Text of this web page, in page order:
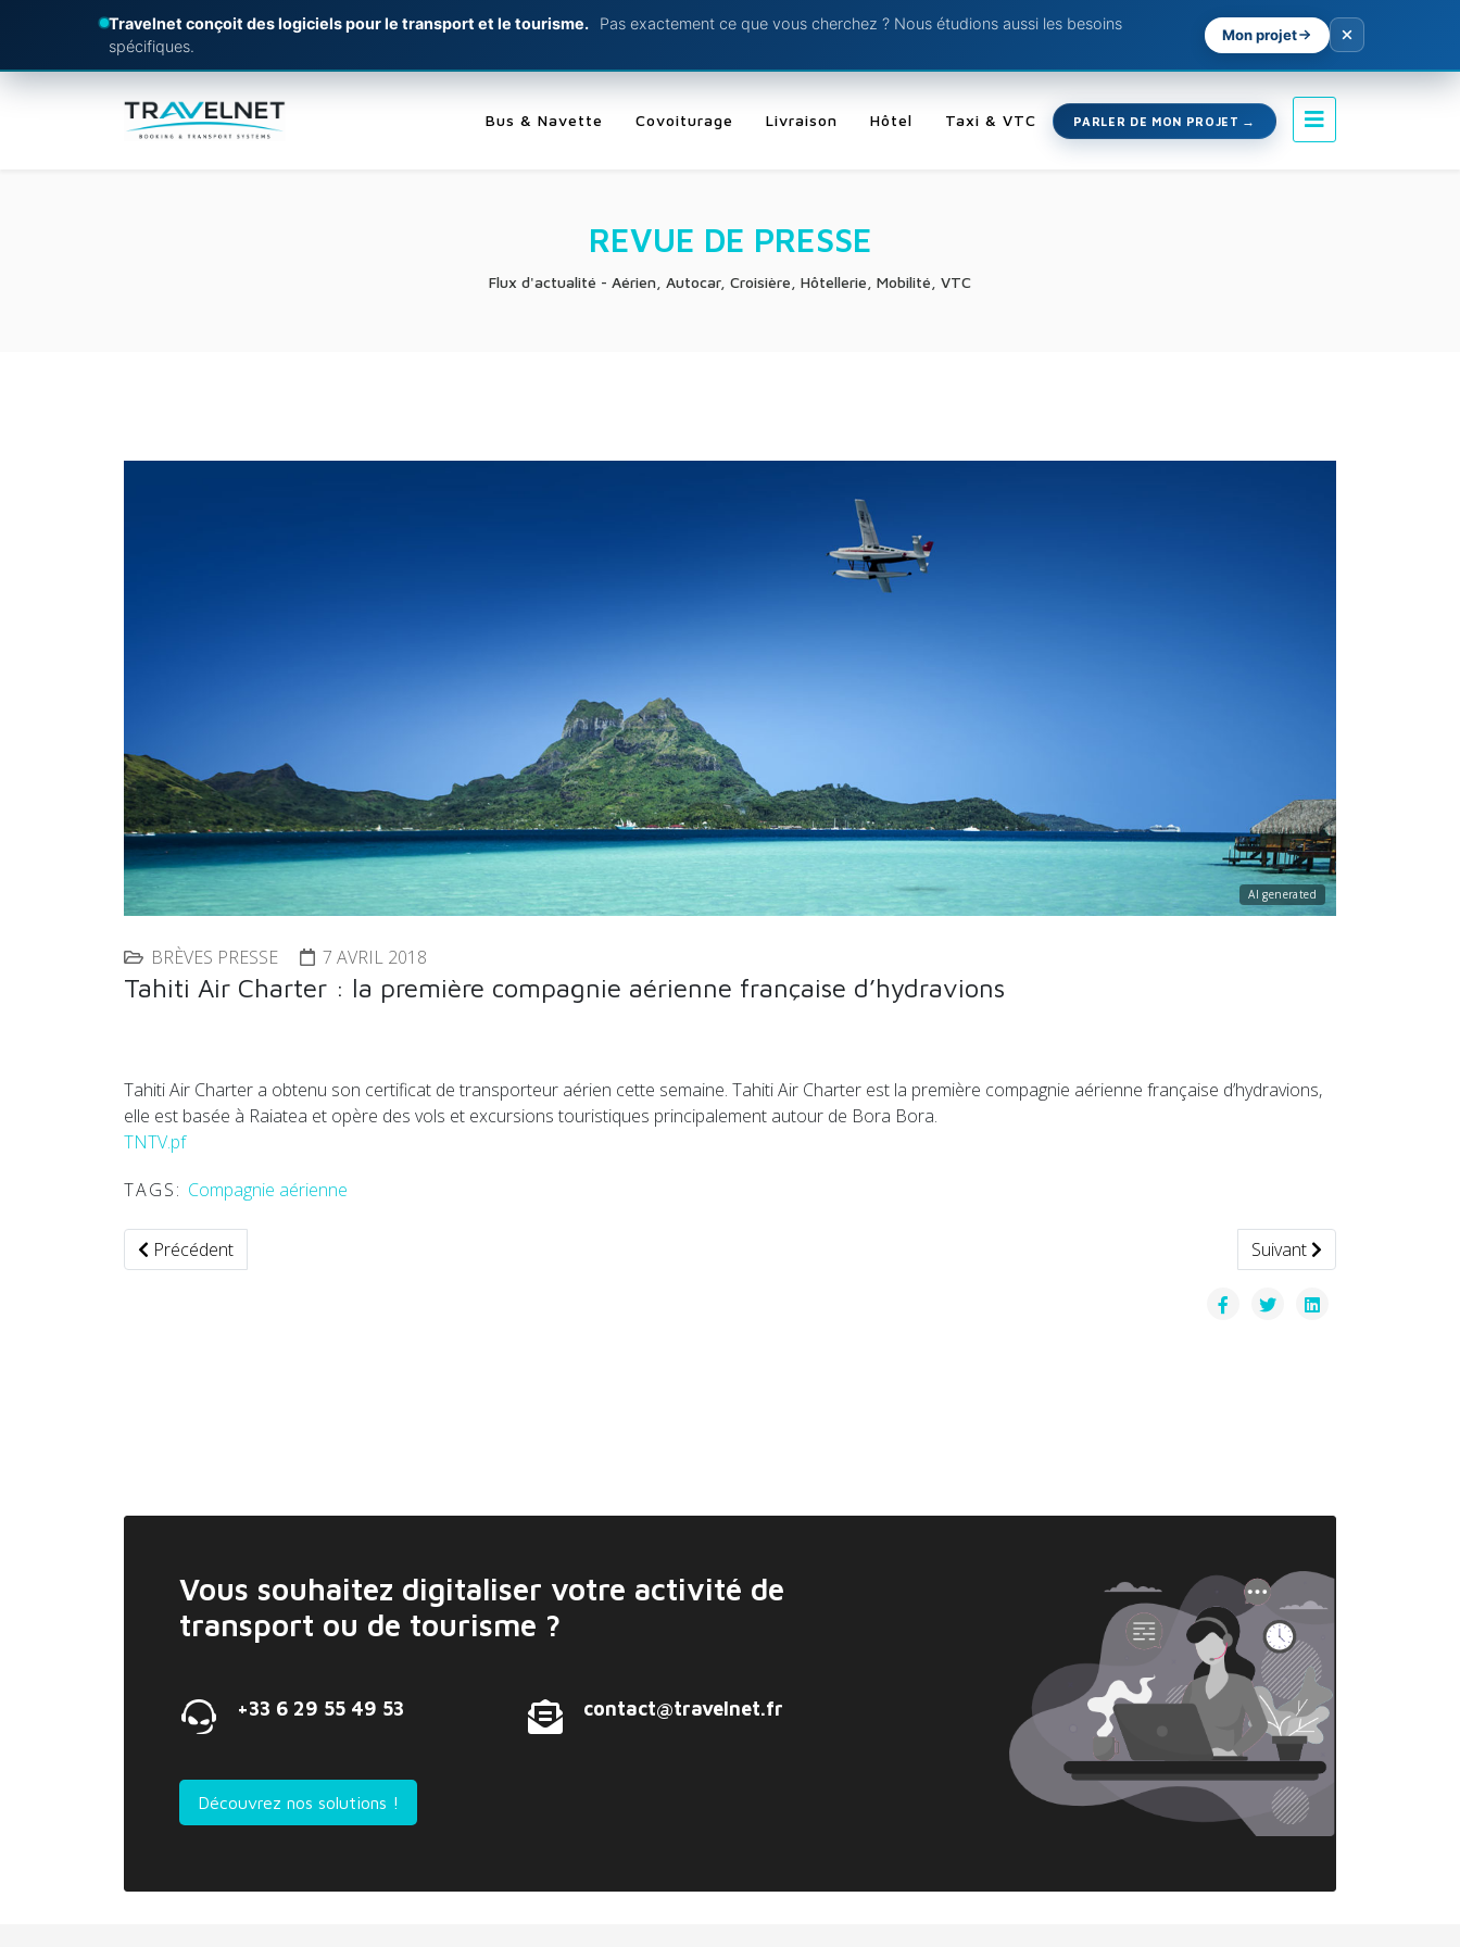
Travelnet conçoit des logiciels pour le transport et le tourisme.
Pas exactement ce que vous cherchez ? Nous étudions aussi les besoins
spécifiques.
Mon projet
Bus & Navette Covoiturage Livraison Hôtel Taxi & VTC PARLER DE MON PROJET
REVUE DE PRESSE
Flux d'actualité - Aérien, Autocar, Croisière, Hôtellerie, Mobilité, VTC
AI generated
BRÈVES PRESSE 7 AVRIL 2018
Tahiti Air Charter : la première compagnie aérienne française d’hydravions
Tahiti Air Charter a obtenu son certificat de transporteur aérien cette semaine. Tahiti Air Charter est la première compagnie aérienne française d’hydravions,
elle est basée à Raiatea et opère des vols et excursions touristiques principalement autour de Bora Bora.
TNTV.pf
TAGS: Compagnie aérienne
Article précédent : Partenariat entre Intermarché et Shopopop pour des services de livraison entre particuliers
Précédent Article suivant : Uber et
Suivant
Vous souhaitez digitaliser votre activité de
transport ou de tourisme ?
+33 6 29 55 49 53 contact@travelnet.fr
Découvrez nos solutions !